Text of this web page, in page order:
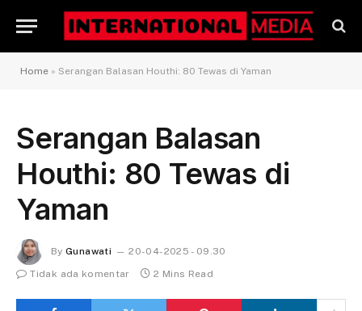
Home » Serangan Balasan Houthi: 80 Tewas di Yaman
Serangan Balasan
Houthi: 80 Tewas di
Yaman
By Gunawati
20-04-2025 - 09.30
Tidak ada komentar
2 Mins Read